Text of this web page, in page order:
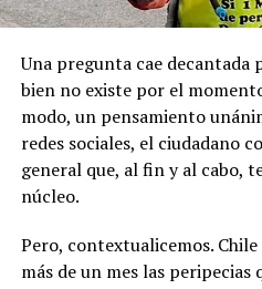
Una pregunta cae decantada
bien no existe por el
modo, un pensamiento
redes sociales, el ciudadano
general que, al fin y al cabo,
núcleo.
Pero, contextualicemos.
más de un mes las peripecias